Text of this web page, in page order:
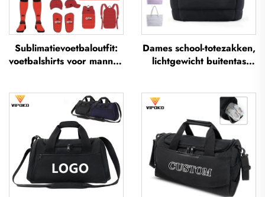
Sublimatievoetbaloutfit:
voetbalshirts voor mannen
voetbalsportkleding,
uniformen voor
voetbalteams
Dames school-totezakken,
lichtgewicht buitentas
kantoorvrouwen,
waterdichte polyester
totezak